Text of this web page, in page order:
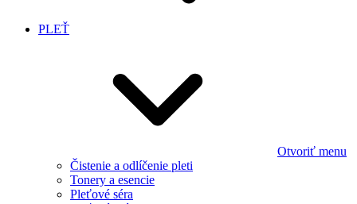
PLEŤ
Otvoriť menu
Čistenie a odlíčenie pleti
Tonery a esencie
Pleťové séra